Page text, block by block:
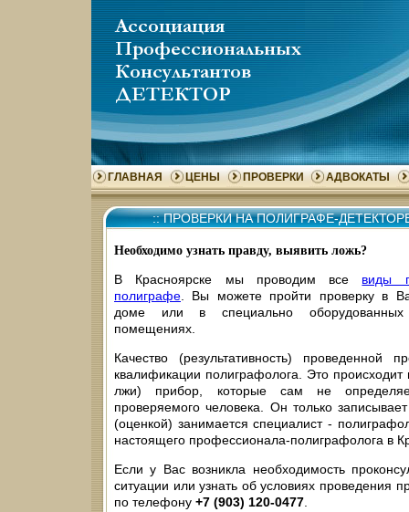
ГЛАВНАЯ ЦЕНЫ ПРОВЕРКИ АДВОКАТЫ
::ПРОВЕРКИ НА ПОЛИГРАФЕ-
Необходимо узнать правду, выявить ложь?
В Красноярске мы проводим все виды
полиграфе . Вы можете пройти проверку в
доме или в специально
помещениях.
Качество (результативность) проведенной
квалификации полиграфолога. Это происходит
лжи) прибор, которые сам не
проверяемого человека. Он только
(оценкой) занимается специалист -
настоящего профессионала-полиграфолога в
Если у Вас возникла необходимость
ситуации или узнать об условиях проведения
по телефону +7 (903) 120-0477